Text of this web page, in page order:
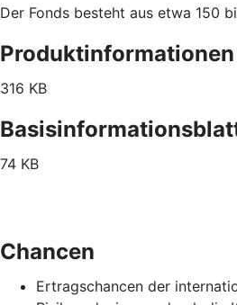
Der Fonds besteht aus etwa 150
316 KB
74 KB
Chancen
Ertragschancen der